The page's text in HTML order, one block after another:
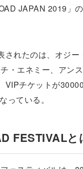
JAPAN 2019」
されたのは、オジー
・エネミー、アン
VIPチケットが
っている。
FESTIVALと